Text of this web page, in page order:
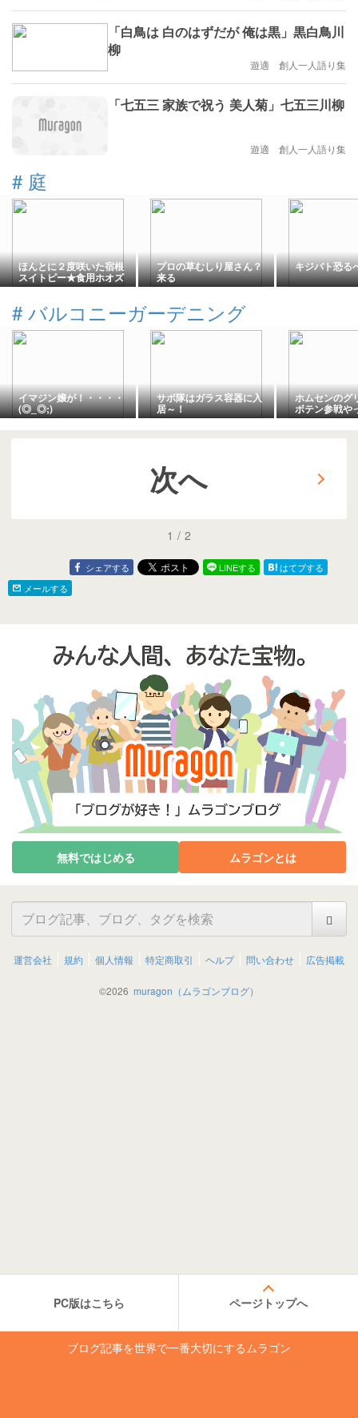
「白鳥は 白のはずだが 俺は黒」黒白鳥川
柳
遊適 創人一人語り集
「七五三 家族で祝う 美人菊」七五三川柳
遊適 創人一人語り集
# 庭
ほんとに２度咲いた宿根
スイトピー★食用ホオズ
キ食レポ
プロの草むしり屋さん？
来る
キジバト恐る
# バルコニーガーデニング
イマジン嬢が！・・・・
(◎_◎;)
サボ隊はガラス容器に入
居～！
ホムセンのグ
ボテン参戦や
次へ
1 / 2
シェアする LINEする
はてブする
メールする
無料ではじめる ムラゴンとは
運営会社 規約 個人情報 特定商取引 ヘルプ 問い合わせ 広告掲載
©2026 muragon（ムラゴンブログ）
PC版はこちら ページトップへ
ブログ記事を世界で一番大切にするムラゴン